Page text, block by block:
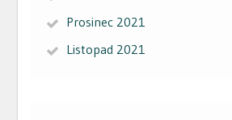
Prosinec 2021
Listopad 2021